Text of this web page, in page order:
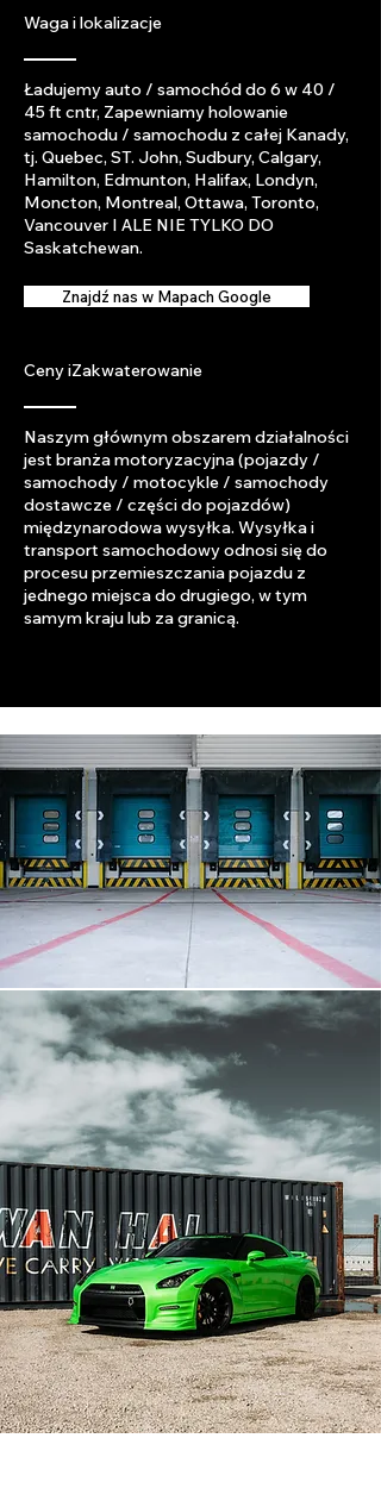
Waga i lokalizacje
Ładujemy auto / samochód do 6 w 40 /
45 ft cntr, Zapewniamy holowanie
samochodu / samochodu z całej Kanady,
tj. Quebec, ST. John, Sudbury, Calgary,
Hamilton, Edmunton, Halifax, Londyn,
Moncton, Montreal, Ottawa, Toronto,
Vancouver I ALE NIE TYLKO DO
Saskatchewan.
Znajdź nas w Mapach Google
Ceny iZakwaterowanie
Naszym głównym obszarem działalności
jest branża motoryzacyjna (pojazdy /
samochody / motocykle / samochody
dostawcze / części do pojazdów)
międzynarodowa wysyłka. Wysyłka i
transport samochodowy odnosi się do
procesu przemieszczania pojazdu z
jednego miejsca do drugiego, w tym
samym kraju lub za granicą.